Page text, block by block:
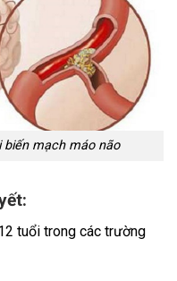
biến mạch máo não
tuổi trong các trường